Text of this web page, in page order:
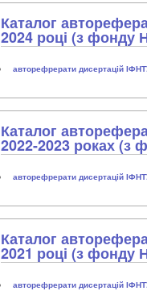
Каталог
2024 році (з фонду
авторефрерати дисертацій
Каталог
2022-2023 роках (з
авторефрерати дисертацій
Каталог
2021 році (з фонду
авторефрерати дисертацій